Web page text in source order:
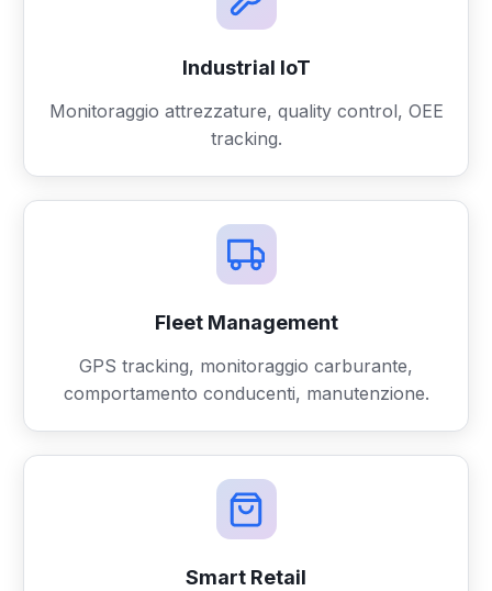
Industrial IoT
Monitoraggio attrezzature, quality control, OEE
tracking.
Fleet Management
GPS tracking, monitoraggio carburante,
comportamento conducenti, manutenzione.
Smart Retail